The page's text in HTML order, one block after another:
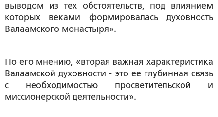
выводом из тех обстоятельств, под влиянием
которых веками формировалась духовность
Валаамского монастыря».
По его мнению, «вторая важная характеристика
Валаамской духовности - это ее глубинная связь
с необходимостью просветительской и
миссионерской деятельности».